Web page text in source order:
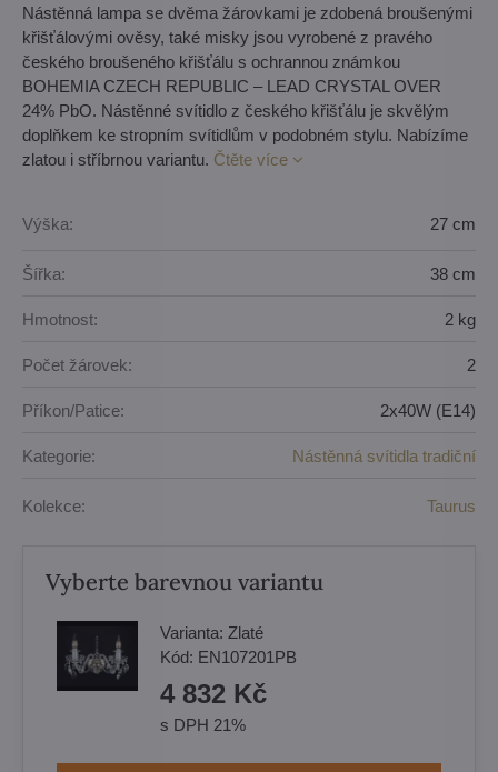
Nástěnná lampa se dvěma žárovkami je zdobená broušenými
křišťálovými ověsy, také misky jsou vyrobené z pravého
českého broušeného křišťálu s ochrannou známkou
BOHEMIA CZECH REPUBLIC – LEAD CRYSTAL OVER
24% PbO. Nástěnné svítidlo z českého křišťálu je skvělým
doplňkem ke stropním svítidlům v podobném stylu. Nabízíme
zlatou i stříbrnou variantu. Čtěte více
Výška: 27 cm
Šířka: 38 cm
Hmotnost: 2 kg
Počet žárovek: 2
Příkon/Patice: 2x40W (E14)
Kategorie: Nástěnná svítidla tradiční
Kolekce: Taurus
Vyberte barevnou variantu
Varianta: Zlaté
Kód: EN107201PB
4 832 Kč
s DPH 21%